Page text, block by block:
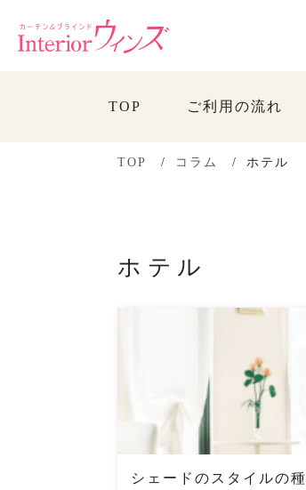
TOP ご利用の流れ
TOP コラム ホテル
ホテル
シェードのスタイルの種